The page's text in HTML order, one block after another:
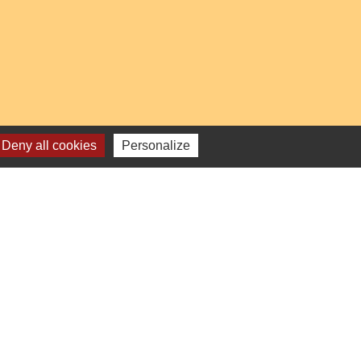
Deny all cookies Personalize